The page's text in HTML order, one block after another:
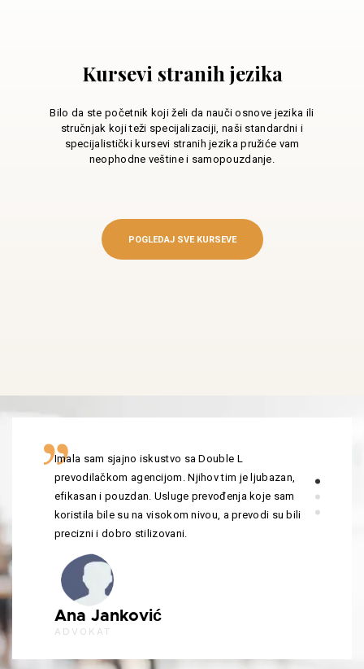
Kursevi stranih jezika
Bilo da ste početnik koji želi da nauči osnove jezika ili
stručnjak koji teži specijalizaciji, naši standardni i
specijalistički kursevi stranih jezika pružiće vam
neophodne veštine i samopouzdanje.
POGLEDAJ SVE KURSEVE
Imala sam sjajno iskustvo sa Double L
prevodilačkom agencijom. Njihov tim je ljubazan,
efikasan i pouzdan. Usluge prevođenja koje sam
koristila bile su na visokom nivou, a prevodi su bili
precizni i dobro stilizovani.
Ana Janković
ADVOKAT